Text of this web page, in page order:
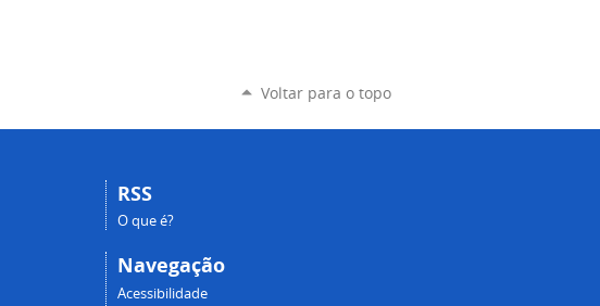
Voltar para o topo
RSS
O que é?
Navegação
Acessibilidade